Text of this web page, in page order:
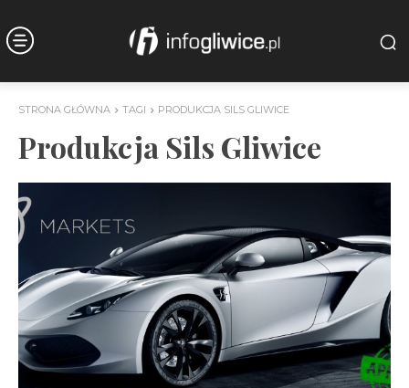
STRONA GŁÓWNA TAGI PRODUKCJA SILS GLIWICE
Produkcja Sils Gliwice